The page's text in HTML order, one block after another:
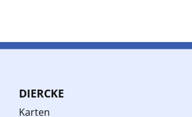
DIERCKE
Karten